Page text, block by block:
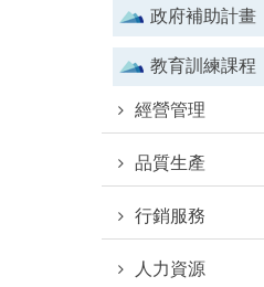
政府補助計畫
教育訓練課程
經營管理
品質生產
行銷服務
人力資源